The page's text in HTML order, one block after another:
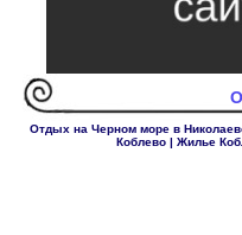
Отдых на Черном море в
Коблево | Жилье